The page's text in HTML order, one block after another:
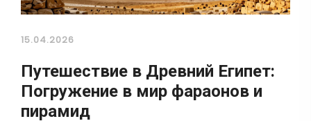
15.04.2026
Путешествие в Древний Египет:
Погружение в мир фараонов и
пирамид